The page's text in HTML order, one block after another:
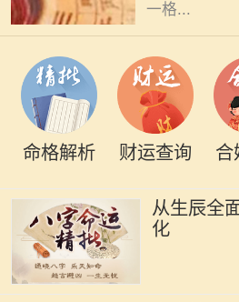
一格...
命格解析 财运查询 合
从生辰全
化